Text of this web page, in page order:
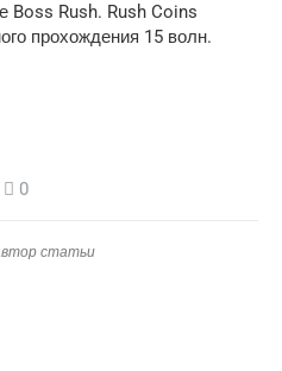
Boss Rush. Rush Coins
прохождения 15 волн.
0
статьи